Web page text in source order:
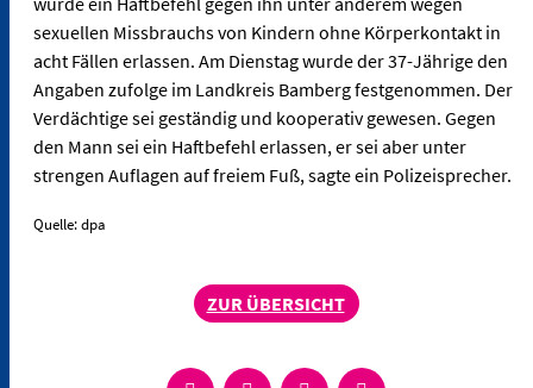
sexuellen Missbrauchs von Kindern ohne Körperkontakt in
acht Fällen erlassen. Am Dienstag wurde der 37-Jährige den
Angaben zufolge im Landkreis Bamberg festgenommen. Der
Verdächtige sei geständig und kooperativ gewesen. Gegen
den Mann sei ein Haftbefehl erlassen, er sei aber unter
strengen Auflagen auf freiem Fuß, sagte ein Polizeisprecher.
Quelle: dpa
ZUR ÜBERSICHT